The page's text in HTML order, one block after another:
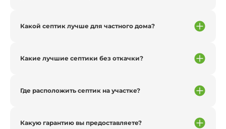
Какой септик лучше для частного дома?
Какие лучшие септики без откачки?
Где расположить септик на участке?
Какую гарантию вы предоставляете?